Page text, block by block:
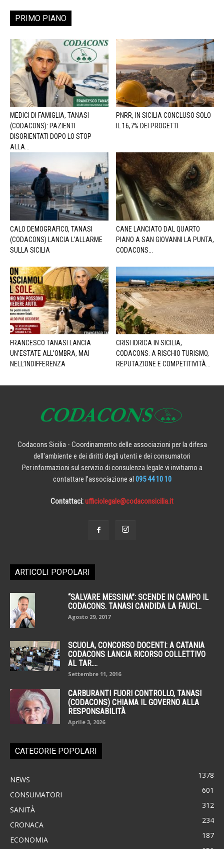
PRIMO PIANO
MEDICI DI FAMIGLIA, TANASI
(CODACONS): PAZIENTI
DISORIENTATI DOPO LO STOP
ALLA...
PNRR, IN SICILIA CONCLUSO SOLO
IL 16,7% DEI PROGETTI
CALO DEMOGRAFICO, TANASI
(CODACONS) LANCIA L’ALLARME
SULLA SICILIA
CANE LANCIATO DAL QUARTO
PIANO A SAN GIOVANNI LA PUNTA,
CODACONS...
FRANCESCO TANASI LANCIA
UN’ESTATE ALL’OMBRA, MAI
NELL’INDIFFERENZA
CRISI IDRICA IN SICILIA,
CODACONS: A RISCHIO TURISMO,
REPUTAZIONE E COMPETITIVITÀ...
Codacons Sicilia - Coordinamento delle associazioni per la difesa
dell'ambiente e dei diritti degli utenti e dei consumatori
Per informazioni sul servizio di consulenza legale vi invitiamo a
contattare l'associazione al 095 44 10 10
Contattaci:ufficiolegale@codaconsicilia.it
ARTICOLI POPOLARI
“SALVARE MESSINA”: SCENDE IN CAMPO IL
CODACONS. TANASI CANDIDA LA FAUCI...
Agosto 29, 2017
SCUOLA, CONCORSO DOCENTI: A CATANIA
CODACONS LANCIA RICORSO COLLETTIVO
AL TAR....
Settembre 11, 2016
CARBURANTI FUORI CONTROLLO, TANASI
(CODACONS) CHIAMA IL GOVERNO ALLA
RESPONSABILITÀ
Aprile 3, 2026
CATEGORIE POPOLARI
NEWS 1378
CONSUMATORI 601
SANITÀ 312
CRONACA 234
ECONOMIA
187